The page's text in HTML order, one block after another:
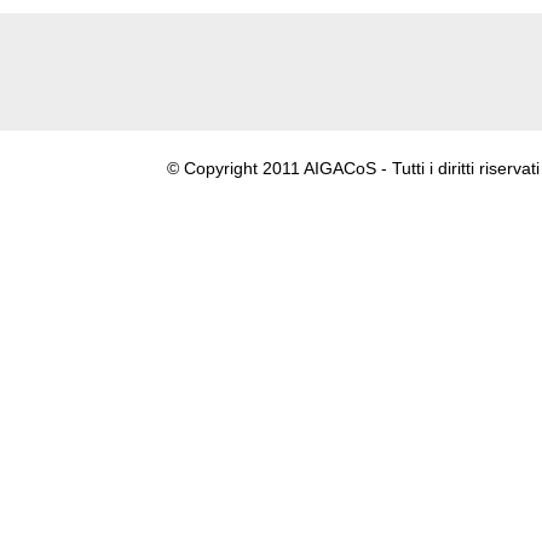
© Copyright 2011 AIGACoS - Tutti i diritti riservati